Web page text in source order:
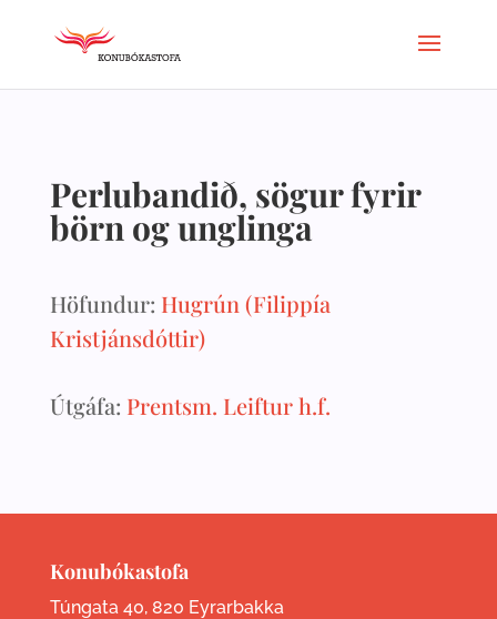
Perlubandið, sögur fyrir
börn og unglinga
Höfundur: Hugrún (Filippía
Kristjánsdóttir)
Útgáfa: Prentsm. Leiftur h.f.
Konubókastofa
Túngata 40, 820 Eyrarbakka